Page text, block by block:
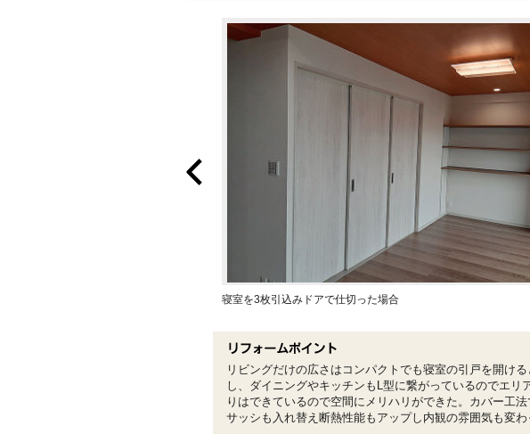
寝室を3枚引込みドアで仕切った場合
リビングだけの広さはコンパクトでも寝室の引戸を開ける
し、ダイニングやキッチンもL型に繋がっているのでエリ
りはできているので空間にメリハリができた。カバー工法
サッシも入れ替え断熱性能もアップし内観の雰囲気も変わ